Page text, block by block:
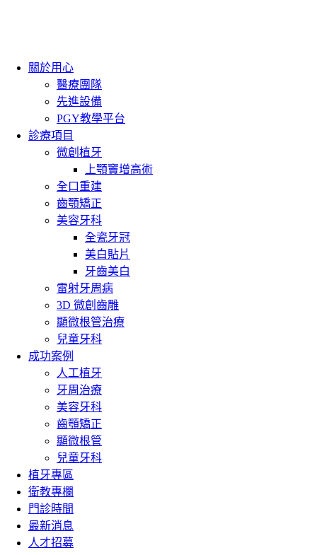
關於用心
醫療團隊
先進設備
PGY教學平台
診療項目
微創植牙
上顎竇增高術
全口重建
齒顎矯正
美容牙科
全瓷牙冠
美白貼片
牙齒美白
雷射牙周病
3D 微創齒雕
顯微根管治療
兒童牙科
成功案例
人工植牙
牙周治療
美容牙科
齒顎矯正
顯微根管
兒童牙科
植牙專區
衛教專欄
門診時間
最新消息
人才招募